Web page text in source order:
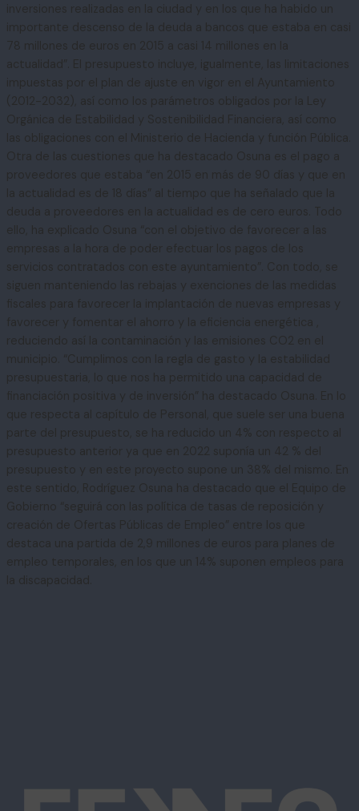
inversiones realizadas en la ciudad y en los que ha habido un
importante descenso de la deuda a bancos que estaba en casi
78 millones de euros en 2015 a casi 14 millones en la
actualidad”. El presupuesto incluye, igualmente, las limitaciones
impuestas por el plan de ajuste en vigor en el Ayuntamiento
(2012-2032), así como los parámetros obligados por la Ley
Orgánica de Estabilidad y Sostenibilidad Financiera, así como
las obligaciones con el Ministerio de Hacienda y función Pública.
Otra de las cuestiones que ha destacado Osuna es el pago a
proveedores que estaba “en 2015 en más de 90 días y que en
la actualidad es de 18 días” al tiempo que ha señalado que la
deuda a proveedores en la actualidad es de cero euros. Todo
ello, ha explicado Osuna “con el objetivo de favorecer a las
empresas a la hora de poder efectuar los pagos de los
servicios contratados con este ayuntamiento”. Con todo, se
siguen manteniendo las rebajas y exenciones de las medidas
fiscales para favorecer la implantación de nuevas empresas y
favorecer y fomentar el ahorro y la eficiencia energética ,
reduciendo así la contaminación y las emisiones CO2 en el
municipio. “Cumplimos con la regla de gasto y la estabilidad
presupuestaria, lo que nos ha permitido una capacidad de
financiación positiva y de inversión” ha destacado Osuna. En lo
que respecta al capítulo de Personal, que suele ser una buena
parte del presupuesto, se ha reducido un 4% con respecto al
presupuesto anterior ya que en 2022 suponía un 42 % del
presupuesto y en este proyecto supone un 38% del mismo. En
este sentido, Rodríguez Osuna ha destacado que el Equipo de
Gobierno “seguirá con las política de tasas de reposición y
creación de Ofertas Públicas de Empleo” entre los que
destaca una partida de 2,9 millones de euros para planes de
empleo temporales, en los que un 14% suponen empleos para
la discapacidad.